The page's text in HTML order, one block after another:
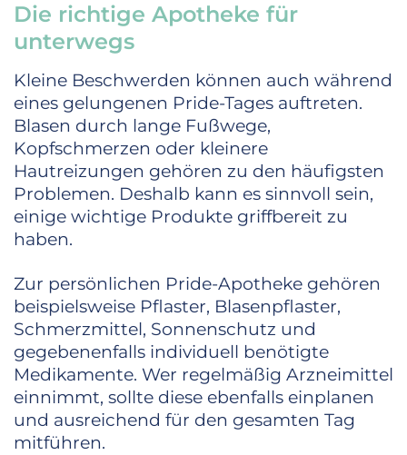
Die richtige Apotheke für
unterwegs
Kleine Beschwerden können auch während
eines gelungenen Pride-Tages auftreten.
Blasen durch lange Fußwege,
Kopfschmerzen oder kleinere
Hautreizungen gehören zu den häufigsten
Problemen. Deshalb kann es sinnvoll sein,
einige wichtige Produkte griffbereit zu
haben.
Zur persönlichen Pride-Apotheke gehören
beispielsweise Pflaster, Blasenpflaster,
Schmerzmittel, Sonnenschutz und
gegebenenfalls individuell benötigte
Medikamente. Wer regelmäßig Arzneimittel
einnimmt, sollte diese ebenfalls einplanen
und ausreichend für den gesamten Tag
mitführen.